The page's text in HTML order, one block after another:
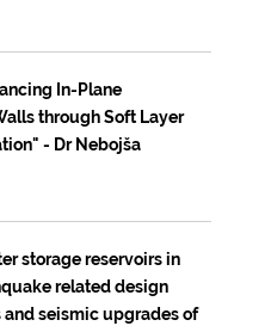
In-Plane
through Soft Layer
- Dr Nebojša
storage reservoirs in
related design
seismic upgrades of